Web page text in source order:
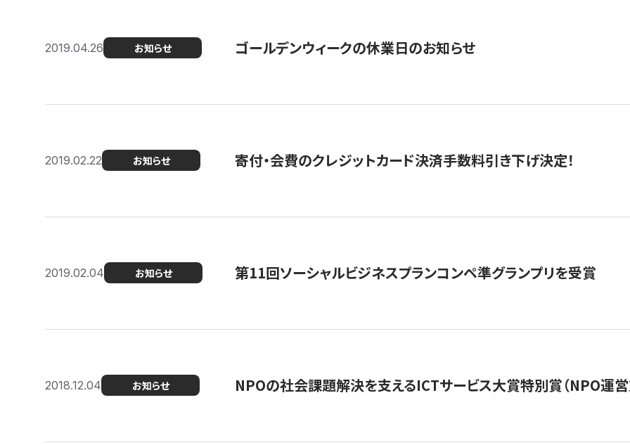
2019.04.26 お知らせ ゴールデンウィークの休業日のお知らせ
2019.02.22 お知らせ 寄付・会費のクレジットカード決済手数料引き下げ決定！
2019.02.04 お知らせ 第11回ソーシャルビジネスプランコンペ準グランプリを受賞
2018.12.04 お知らせ NPOの社会課題解決を支えるICTサービス大賞特別賞（NPO運